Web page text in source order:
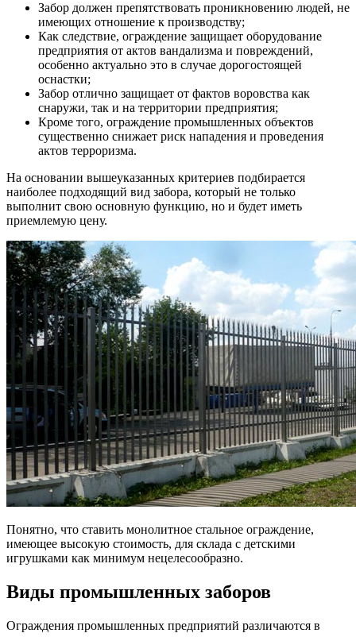
Забор должен препятствовать проникновению людей, не
имеющих отношение к производству;
Как следствие, ограждение защищает оборудование
предприятия от актов вандализма и повреждений,
особенно актуально это в случае дорогостоящей
оснастки;
Забор отлично защищает от фактов воровства как
снаружи, так и на территории предприятия;
Кроме того, ограждение промышленных объектов
существенно снижает риск нападения и проведения
актов терроризма.
На основании вышеуказанных критериев подбирается
наиболее подходящий вид забора, который не только
выполнит свою основную функцию, но и будет иметь
приемлемую цену.
Понятно, что ставить монолитное стальное ограждение,
имеющее высокую стоимость, для склада с детскими
игрушками как минимум нецелесообразно.
Виды промышленных заборов
Ограждения промышленных предприятий различаются в